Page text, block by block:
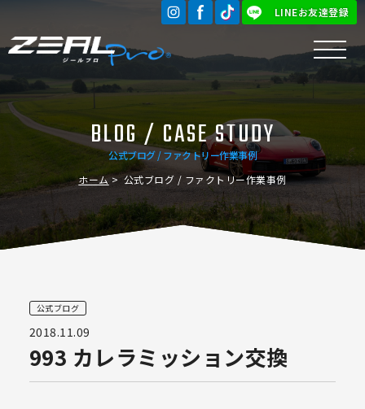
LINEお友達登録
公式ブログ / ファクトリー作業事例
BLOG / CASE STUDY
ホーム 公式ブログ / ファクトリー作業事例
公式ブログ
2018.11.09
993 カレラミッション交換